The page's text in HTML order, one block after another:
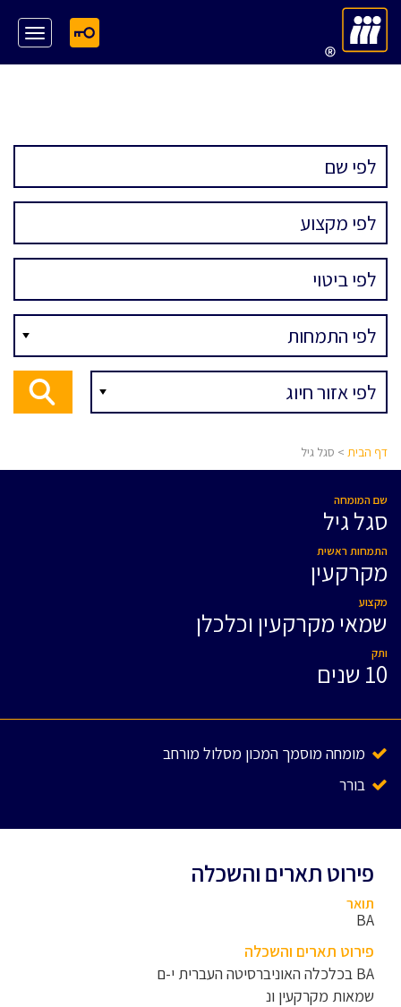
דף הבית > סגל גיל
שם המומחה
סגל גיל
התמחות ראשית
מקרקעין
מקצוע
שמאי מקרקעין וכלכלן
ותק
10 שנים
מומחה מוסמך המכון מסלול מורחב
בורר
פירוט תארים והשכלה
תואר
BA
פירוט תארים והשכלה
BA בכלכלה האוניברסיטה העברית י-ם
שמאות מקרקעין ונ